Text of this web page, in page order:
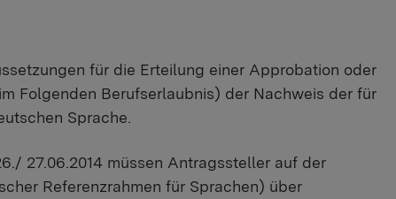
für die Erteilung einer Approbation oder
Folgenden Berufserlaubnis) der Nachweis der für
Sprache.
27.06.2014 müssen Antragssteller auf der
Referenzrahmen für Sprachen) über